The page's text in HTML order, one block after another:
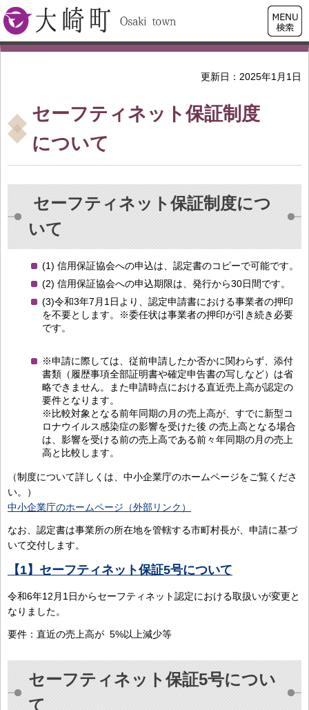
大崎町
検索・
共通メ
ニュー
更新日：2025年1月1日
セーフティネット保証制度
について
セーフティネット保証制度につ
いて
(1) 信用保証協会への申込は、認定書のコピーで可能です。
(2) 信用保証協会への申込期限は、発行から30日間です。
(3)令和3年7月1日より、認定申請書における事業者の押印
を不要とします。※委任状は事業者の押印が引き続き必要
です。
※申請に際しては、従前申請したか否かに関わらず、添付
書類（履歴事項全部証明書や確定申告書の写しなど）は省
略できません。また申請時点における直近売上高が認定の
要件となります。
※比較対象となる前年同期の月の売上高が、すでに新型コ
ロナウイルス感染症の影響を受けた後 の売上高となる場合
は、影響を受ける前の売上高である前々年同期の月の売上
高と比較します。
（制度について詳しくは、中小企業庁のホームページをご覧くださ
い。）
中小企業庁のホームページ（外部リンク）
なお、認定書は事業所の所在地を管轄する市町村長が、申請に基づ
いて交付します。
【1】セーフティネット保証5号について
令和6年12月1日からセーフティネット認定における取扱いが変更と
なりました。
要件：直近の売上高が 5%以上減少等
セーフティネット保証5号につい
て